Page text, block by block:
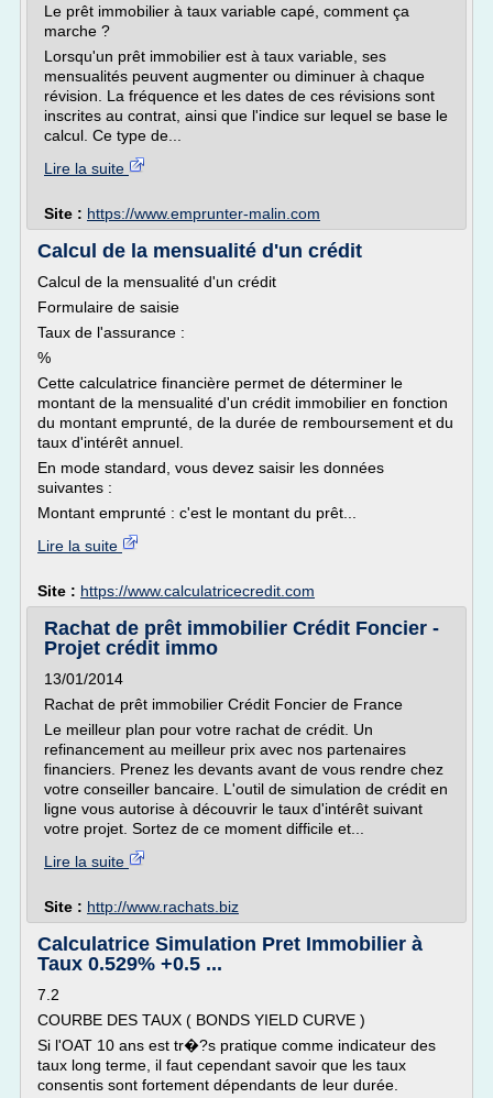
Le prêt immobilier à taux variable capé, comment ça
marche ?
Lorsqu'un prêt immobilier est à taux variable, ses
mensualités peuvent augmenter ou diminuer à chaque
révision. La fréquence et les dates de ces révisions sont
inscrites au contrat, ainsi que l'indice sur lequel se base le
calcul. Ce type de...
Lire la suite
Site : https://www.emprunter-malin.com
Calcul de la mensualité d'un crédit
Calcul de la mensualité d'un crédit
Formulaire de saisie
Taux de l'assurance :
%
Cette calculatrice financière permet de déterminer le
montant de la mensualité d'un crédit immobilier en fonction
du montant emprunté, de la durée de remboursement et du
taux d'intérêt annuel.
En mode standard, vous devez saisir les données
suivantes :
Montant emprunté : c'est le montant du prêt...
Lire la suite
Site : https://www.calculatricecredit.com
Rachat de prêt immobilier Crédit Foncier -
Projet crédit immo
13/01/2014
Rachat de prêt immobilier Crédit Foncier de France
Le meilleur plan pour votre rachat de crédit. Un
refinancement au meilleur prix avec nos partenaires
financiers. Prenez les devants avant de vous rendre chez
votre conseiller bancaire. L'outil de simulation de crédit en
ligne vous autorise à découvrir le taux d'intérêt suivant
votre projet. Sortez de ce moment difficile et...
Lire la suite
Site : http://www.rachats.biz
Calculatrice Simulation Pret Immobilier à
Taux 0.529% +0.5 ...
7.2
COURBE DES TAUX ( BONDS YIELD CURVE )
Si l'OAT 10 ans est tr�?s pratique comme indicateur des
taux long terme, il faut cependant savoir que les taux
consentis sont fortement dépendants de leur durée.